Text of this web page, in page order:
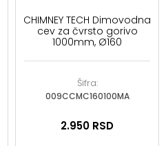
CHIMNEY TECH Dimovodna
cev za čvrsto gorivo
1000mm, Ø160
Šifra:
009CCMC160100MA
2.950 RSD